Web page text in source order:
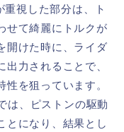
視した部分は、ト
せて綺麗にトルクが
開けた時に、ライダ
力されることで、
を狙っています。
は、ピストンの駆動
とになり、結果とし